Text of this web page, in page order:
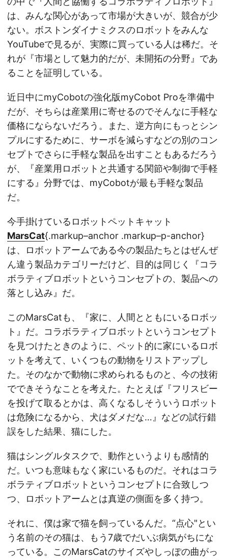
は、みんな関心があって市場が大きいが、競合が少
ない。ボストンダイナミクスのロボットをみんな
YouTubeで見るが、実際に買っている人は稀だ。そ
れが『市場として魅力的だが、未開拓の分野』であ
ることを証明している。
近日中にmyCobotの強化版myCobot Proを準備中
だが、そちらは産業用に寄せるのでそんなに手軽な
価格にならないだろう。また、逆方向にもっとシン
プルにするために、サーボを減らすなどの別のコン
セプトでさらに手軽な製品を出すこともあるだろう
が、『産業用ロボットと共通する関節や制御で手軽
にする』分野では、myCobotが最も手軽な製品
だ。
今手掛けているロボットペットキャット
MarsCat{.markup–anchor .markup–p-anchor}
は、ロボットアームである今の製品たちとはぜんぜ
ん違う製品カテゴリーだけど、目的は同じく『コラ
ボラティブロボットというコンセプトの、製品への
落とし込み』だ。
このMarsCatも、『家に、人間とともにいるロボッ
ト』だ。コラボラティブロボットというコンセプト
を見つけたときのように、ペット的に家にいるロボ
ットを考えて、いくつもの動物をリストアップし
た。そのなかで動物に求められるものと、今の技術
でできそうなことを考えた。たとえば『フリスビー
を投げて取るとかは、高くなるしそういうロボット
は危険になるから、犬はダメだな…』などの試行錯
誤をした結果、猫にした。
猫はシングルタスクで、動作というよりも感情的
だ。いつも意味もなく家にいるものだ。それはコラ
ボラティブロボットというコンセプトに合致しつ
つ、ロボットアームとは真逆の側面を多く持つ。
それに、僕は家で猫を飼っているんだ。“点心"とい
う名前のその猫は、もう7歳でだいぶ病気がちにな
っている。このMarsCatのサイズやしっぽの曲がっ